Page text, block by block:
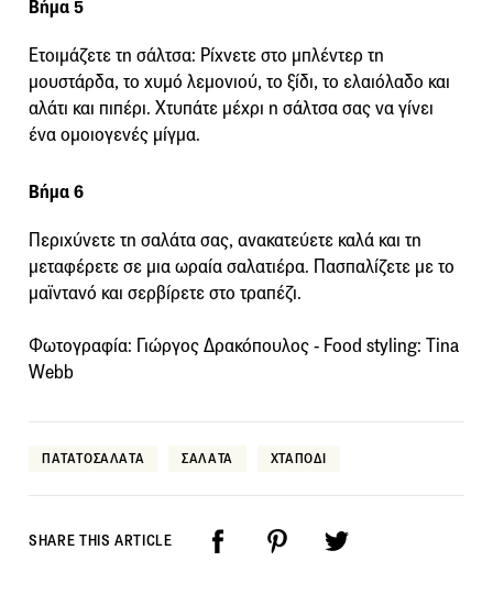
Βήμα 5
Ετοιμάζετε τη σάλτσα: Ρίχνετε στο μπλέντερ τη
μουστάρδα, το χυμό λεμονιού, το ξίδι, το ελαιόλαδο και
αλάτι και πιπέρι. Χτυπάτε μέχρι η σάλτσα σας να γίνει
ένα ομοιογενές μίγμα.
Βήμα 6
Περιχύνετε τη σαλάτα σας, ανακατεύετε καλά και τη
μεταφέρετε σε μια ωραία σαλατιέρα. Πασπαλίζετε με το
μαϊντανό και σερβίρετε στο τραπέζι.
Φωτογραφία: Γιώργος Δρακόπουλος - Food styling: Τina
Webb
ΠΑΤΑΤΟΣΑΛΑΤΑ ΣΑΛΑΤΑ ΧΤΑΠΟΔΙ
SHARE THIS ARTICLE